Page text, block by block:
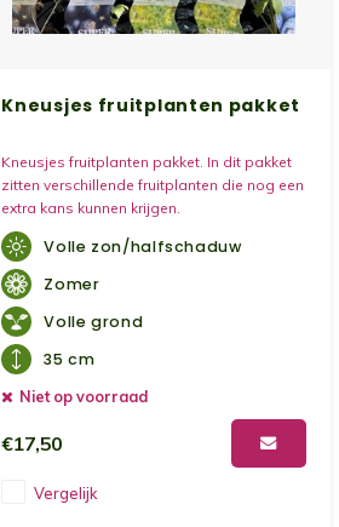
Kneusjes fruitplanten pakket
Kneusjes fruitplanten pakket. In dit pakket
zitten verschillende fruitplanten die nog een
extra kans kunnen krijgen.
Volle zon/halfschaduw
Zomer
Volle grond
35 cm
Niet op voorraad
€17,50
Vergelijk